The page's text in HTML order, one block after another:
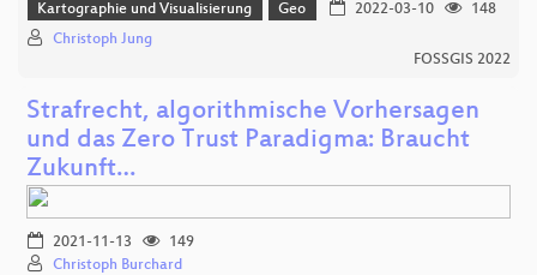
Kartographie und Visualisierung Geo 2022-03-10
148
Christoph Jung
FOSSGIS 2022
Strafrecht, algorithmische Vorhersagen
und das Zero Trust Paradigma: Braucht
Zukunft…
2021-11-13
149
Christoph Burchard